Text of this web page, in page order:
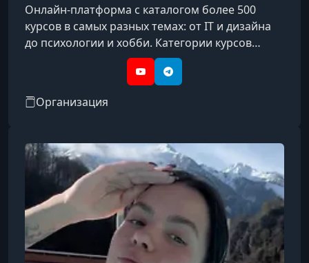
Онлайн-платформа с каталогом более 500
курсов в самых разных темах: от IT и дизайна
до психологии и хобби. Категории курсов
охватывают такие направления, как IT, бизнес,
дизайн, психология, творчество, блогинг, уход
YouTubeTelegram
Организация